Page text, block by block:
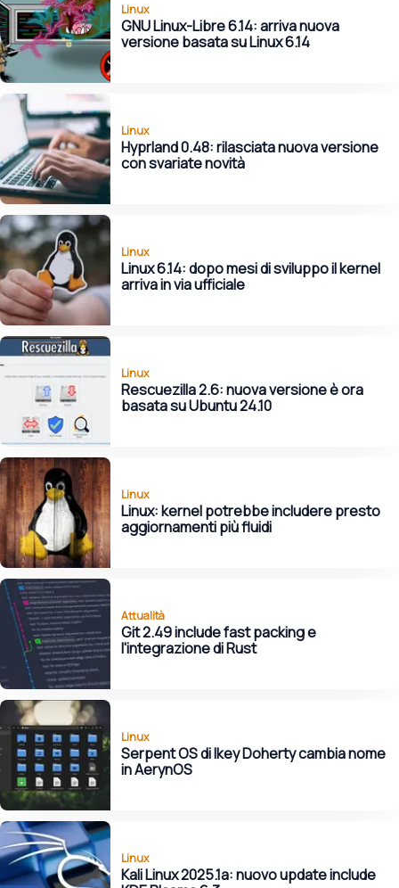
Linux
GNU Linux-Libre 6.14: arriva nuova
versione basata su Linux 6.14
Linux
Hyprland 0.48: rilasciata nuova versione
con svariate novità
Linux
Linux 6.14: dopo mesi di sviluppo il kernel
arriva in via ufficiale
Linux
Rescuezilla 2.6: nuova versione è ora
basata su Ubuntu 24.10
Linux
Linux: kernel potrebbe includere presto
aggiornamenti più fluidi
Attualità
Git 2.49 include fast packing e
l'integrazione di Rust
Linux
Serpent OS di Ikey Doherty cambia nome
in AerynOS
Linux
Kali Linux 2025.1a: nuovo update include